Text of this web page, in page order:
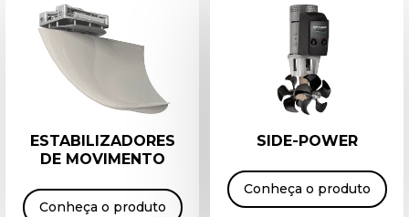
ESTABILIZADORES
DE MOVIMENTO
Conheça o produto
SIDE-POWER
Conheça o produto